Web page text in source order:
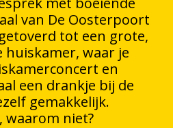
van De Oosterpoort
tot een grote,
waar je
en
een drankje bij de
gemakkelijk.
waarom niet?